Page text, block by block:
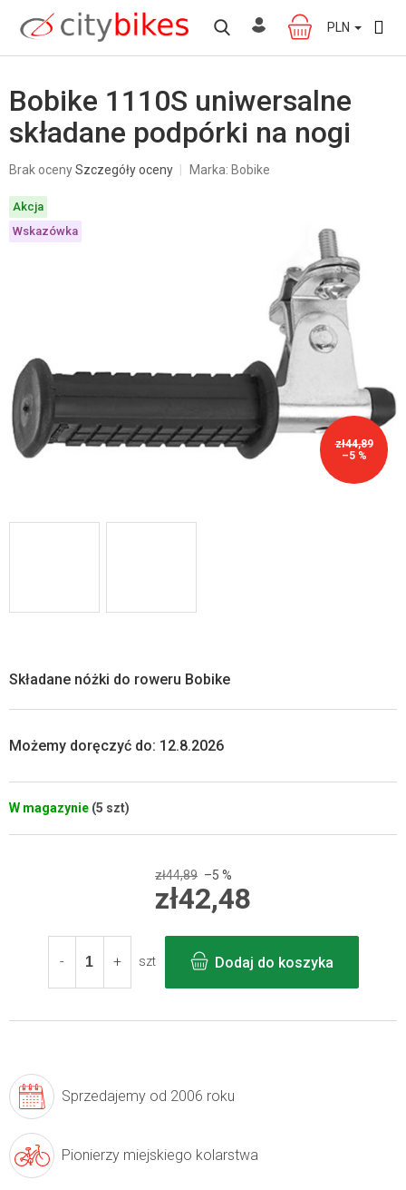
treści
KOSZYK
PLN
Bobike 1110S uniwersalne
składane podpórki na nogi
Średnia
produktu
wynosi
0,0
Brak ocenySzczegóły oceny Marka: Bobike
zł44,89
–5 %
Akcja
Wskazówka
W magazynie (5 szt)
Możemy doręczyć do: 12.8.2026
Składane nóżki do roweru Bobike
zł44,89 –5 %
zł42,48
jednostkowa:
szt
Dodaj do koszyka
Sprzedajemy od 2006 roku
Pionierzy miejskiego kolarstwa